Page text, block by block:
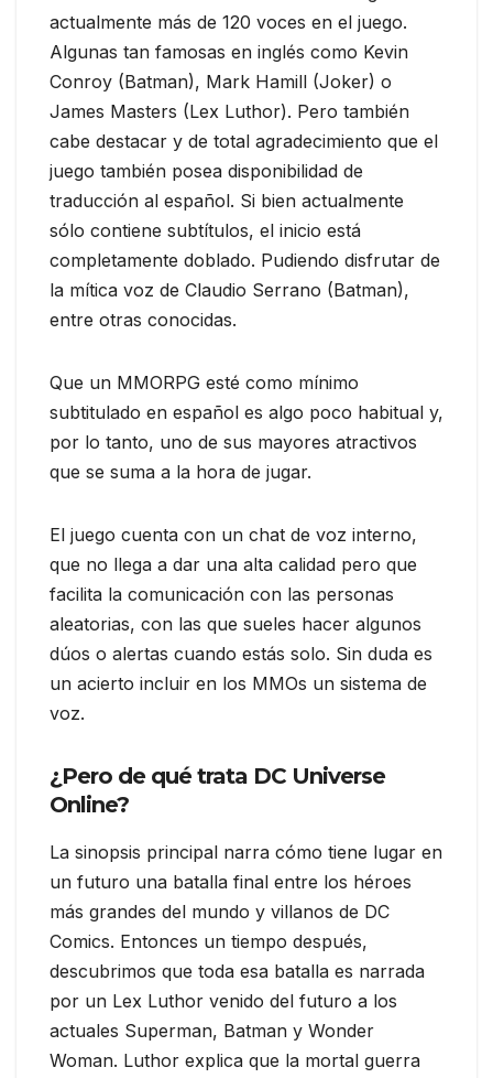
actualmente más de 120 voces en el juego.
Algunas tan famosas en inglés como Kevin
Conroy (Batman), Mark Hamill (Joker) o
James Masters (Lex Luthor). Pero también
cabe destacar y de total agradecimiento que el
juego también posea disponibilidad de
traducción al español. Si bien actualmente
sólo contiene subtítulos, el inicio está
completamente doblado. Pudiendo disfrutar de
la mítica voz de Claudio Serrano (Batman),
entre otras conocidas.
Que un MMORPG esté como mínimo
subtitulado en español es algo poco habitual y,
por lo tanto, uno de sus mayores atractivos
que se suma a la hora de jugar.
El juego cuenta con un chat de voz interno,
que no llega a dar una alta calidad pero que
facilita la comunicación con las personas
aleatorias, con las que sueles hacer algunos
dúos o alertas cuando estás solo. Sin duda es
un acierto incluir en los MMOs un sistema de
voz.
¿Pero de qué trata DC Universe
Online?
La sinopsis principal narra cómo tiene lugar en
un futuro una batalla final entre los héroes
más grandes del mundo y villanos de DC
Comics. Entonces un tiempo después,
descubrimos que toda esa batalla es narrada
por un Lex Luthor venido del futuro a los
actuales Superman, Batman y Wonder
Woman. Luthor explica que la mortal guerra